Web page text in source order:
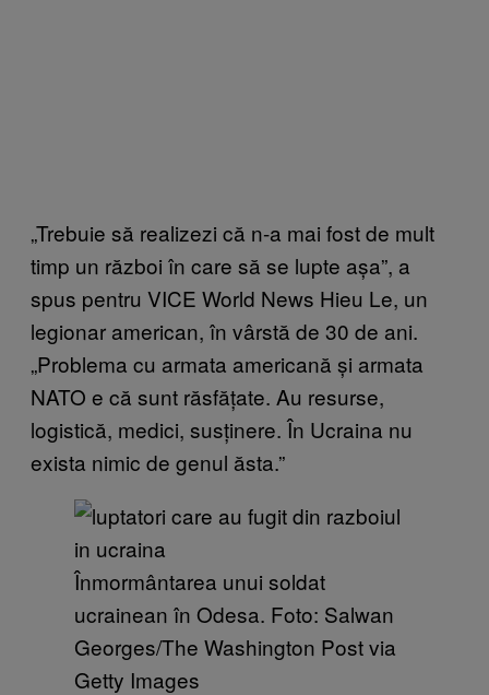
„Trebuie să realizezi că n-a mai fost de mult
timp un război în care să se lupte așa”, a
spus pentru VICE World News Hieu Le, un
legionar american, în vârstă de 30 de ani.
„Problema cu armata americană și armata
NATO e că sunt răsfățate. Au resurse,
logistică, medici, susținere. În Ucraina nu
exista nimic de genul ăsta.”
Înmormântarea unui soldat
ucrainean în Odesa. Foto: Salwan
Georges/The Washington Post via
Getty Images